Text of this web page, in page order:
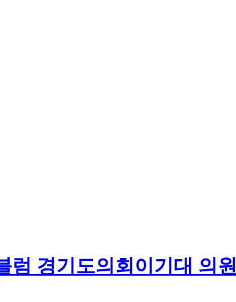
경기도의회이기대 의원